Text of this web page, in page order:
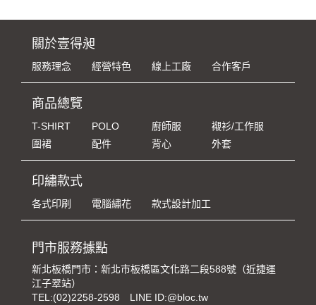
關於壹得昶
服務理念 經營特色 線上工廠 合作客戶
商品總覽
T-SHIRT POLO 廚師服
襯衫/工作服
圍裙
配件 背心 外套
印繡款式
各式印刷 電腦繡花 款式設計加工
門市服務據點
新北板橋門市：新北市板橋區文化路二段588號（近捷運
江子翠站）
TEL:(02)2258-2598
LINE ID:@bloc.tw